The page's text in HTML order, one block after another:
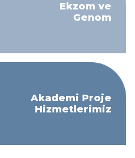
Ekzom ve
Genom
Akademi Proje
Hizmetlerimiz